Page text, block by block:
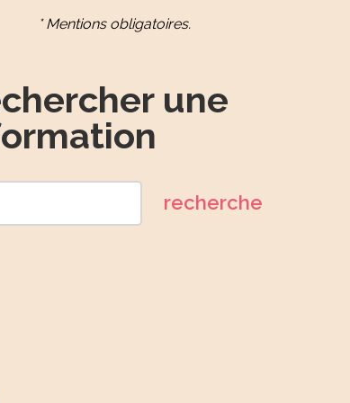
* Mentions obligatoires.
une